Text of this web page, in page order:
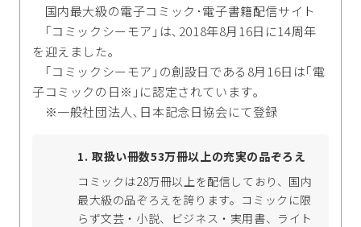
国内最大級の電子コミック･電子書籍配信サイト
｢コミックシーモア｣は､2018年8月16日に14周年
を迎えました｡
｢コミックシーモア｣の創設日である8月16日は｢電
子コミックの日※｣に認定されています｡
※一般社団法人､日本記念日協会にて登録
取扱い冊数53万冊以上の充実の品ぞろえ
コミックは28万冊以上を配信しており、国内
最大級の品ぞろえを誇ります。コミックに限
らず文芸・小説、ビジネス・実用書、ライト